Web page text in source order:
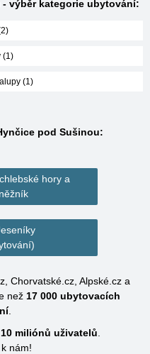
výběr kategorie ubytování:
(1)
(1)
pod Sušinou:
hory a
Chorvatské.cz, Alpské.cz a
než 17 000ubytovacích
.
10 miliónů uživatelů
nám!